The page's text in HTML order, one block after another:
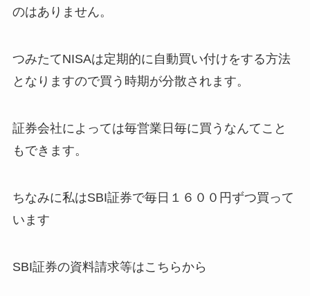
のはありません。
つみたてNISAは定期的に自動買い付けをする方法
となりますので買う時期が分散されます。
証券会社によっては毎営業日毎に買うなんてこと
もできます。
ちなみに私はSBI証券で毎日１６００円ずつ買って
います
SBI証券の資料請求等はこちらから